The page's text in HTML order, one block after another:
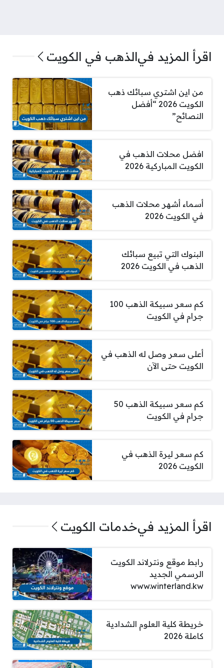
اقرأ المزيد فيالذهب في الكويت
من اين اشتري سبائك ذهب
الكويت 2026 “أفضل
النصائح”
افضل محلات الذهب في
الكويت المباركية 2026
أسماء أشهر محلات الذهب
في الكويت 2026
البنوك التي تبيع سبائك
الذهب في الكويت 2026
كم سعر سبيكة الذهب 100
جرام في الكويت
أعلى سعر وصل له الذهب في
الكويت حتى الآن
كم سعر سبيكة الذهب 50
جرام في الكويت
كم سعر ليرة الذهب في
الكويت 2026
اقرأ المزيد فيخدمات الكويت
رابط موقع ونترلاند الكويت
الرسمي الجديد
www.winterland.kw
خريطة كلية العلوم الشدادية
كاملة 2026